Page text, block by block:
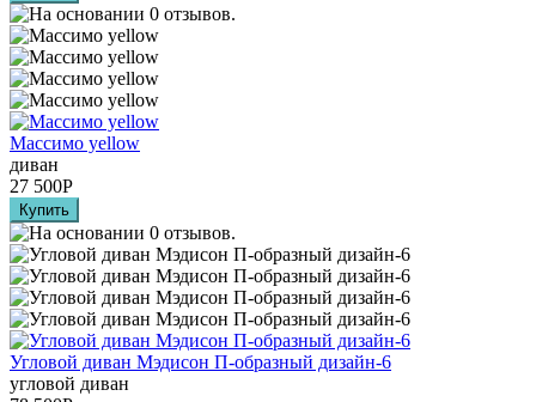
Массимо yellow
диван
27 500Р
Угловой диван Мэдисон П-образный дизайн-6
угловой диван